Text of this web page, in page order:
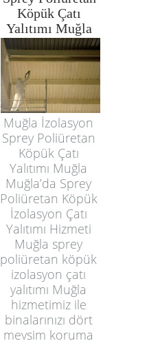
Köpük Çatı
Yalıtımı Muğla
Muğla İzolasyon
Sprey Poliüretan
Köpük Çatı
Yalıtımı Muğla
Muğla’da Sprey
Poliüretan Köpük
İzolasyon Çatı
Yalıtımı Hizmeti
Muğla sprey
poliüretan köpük
izolasyon çatı
yalıtımı Muğla
hizmetimiz ile
binalarınızı dört
mevsim koruma